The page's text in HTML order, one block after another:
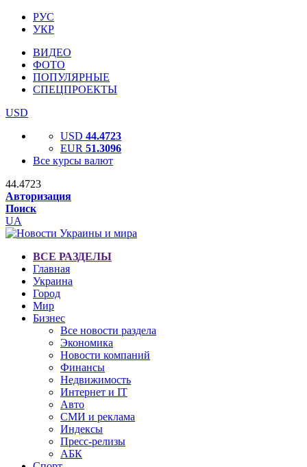
РУС
УКР
ВИДЕО
ФОТО
ПОПУЛЯРНЫЕ
СПЕЦПРОЕКТЫ
USD
USD 44.4723
EUR 51.3096
Все курсы валют
44.4723
Авторизация
Поиск
UA
ВСЕ РАЗДЕЛЫ
Главная
Украина
Город
Мир
Бизнес
Все новости раздела
Экономика
Новости компаний
Финансы
Недвижимость
Интернет и IT
Авто
СМИ и реклама
Индексы
Пресс-релизы
АБК